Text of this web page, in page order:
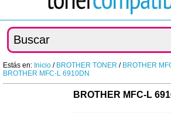
Estás en: Inicio / BROTHER TONER / BROTHER
BROTHER MFC-L 6910DN
BROTHER MFC-L